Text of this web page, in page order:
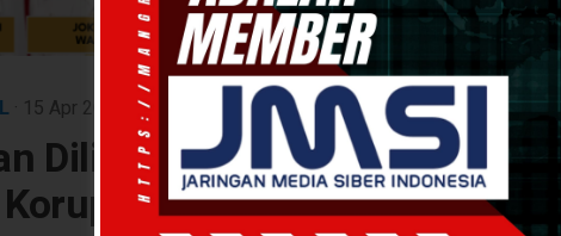
· 15 Apr 2026 17:57 waktu baca 1 menit
Dilibas, Kejati PB Tahan
Gedung SMK Kehutanan